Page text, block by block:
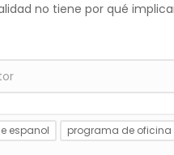
no tiene por qué
espanol programa de